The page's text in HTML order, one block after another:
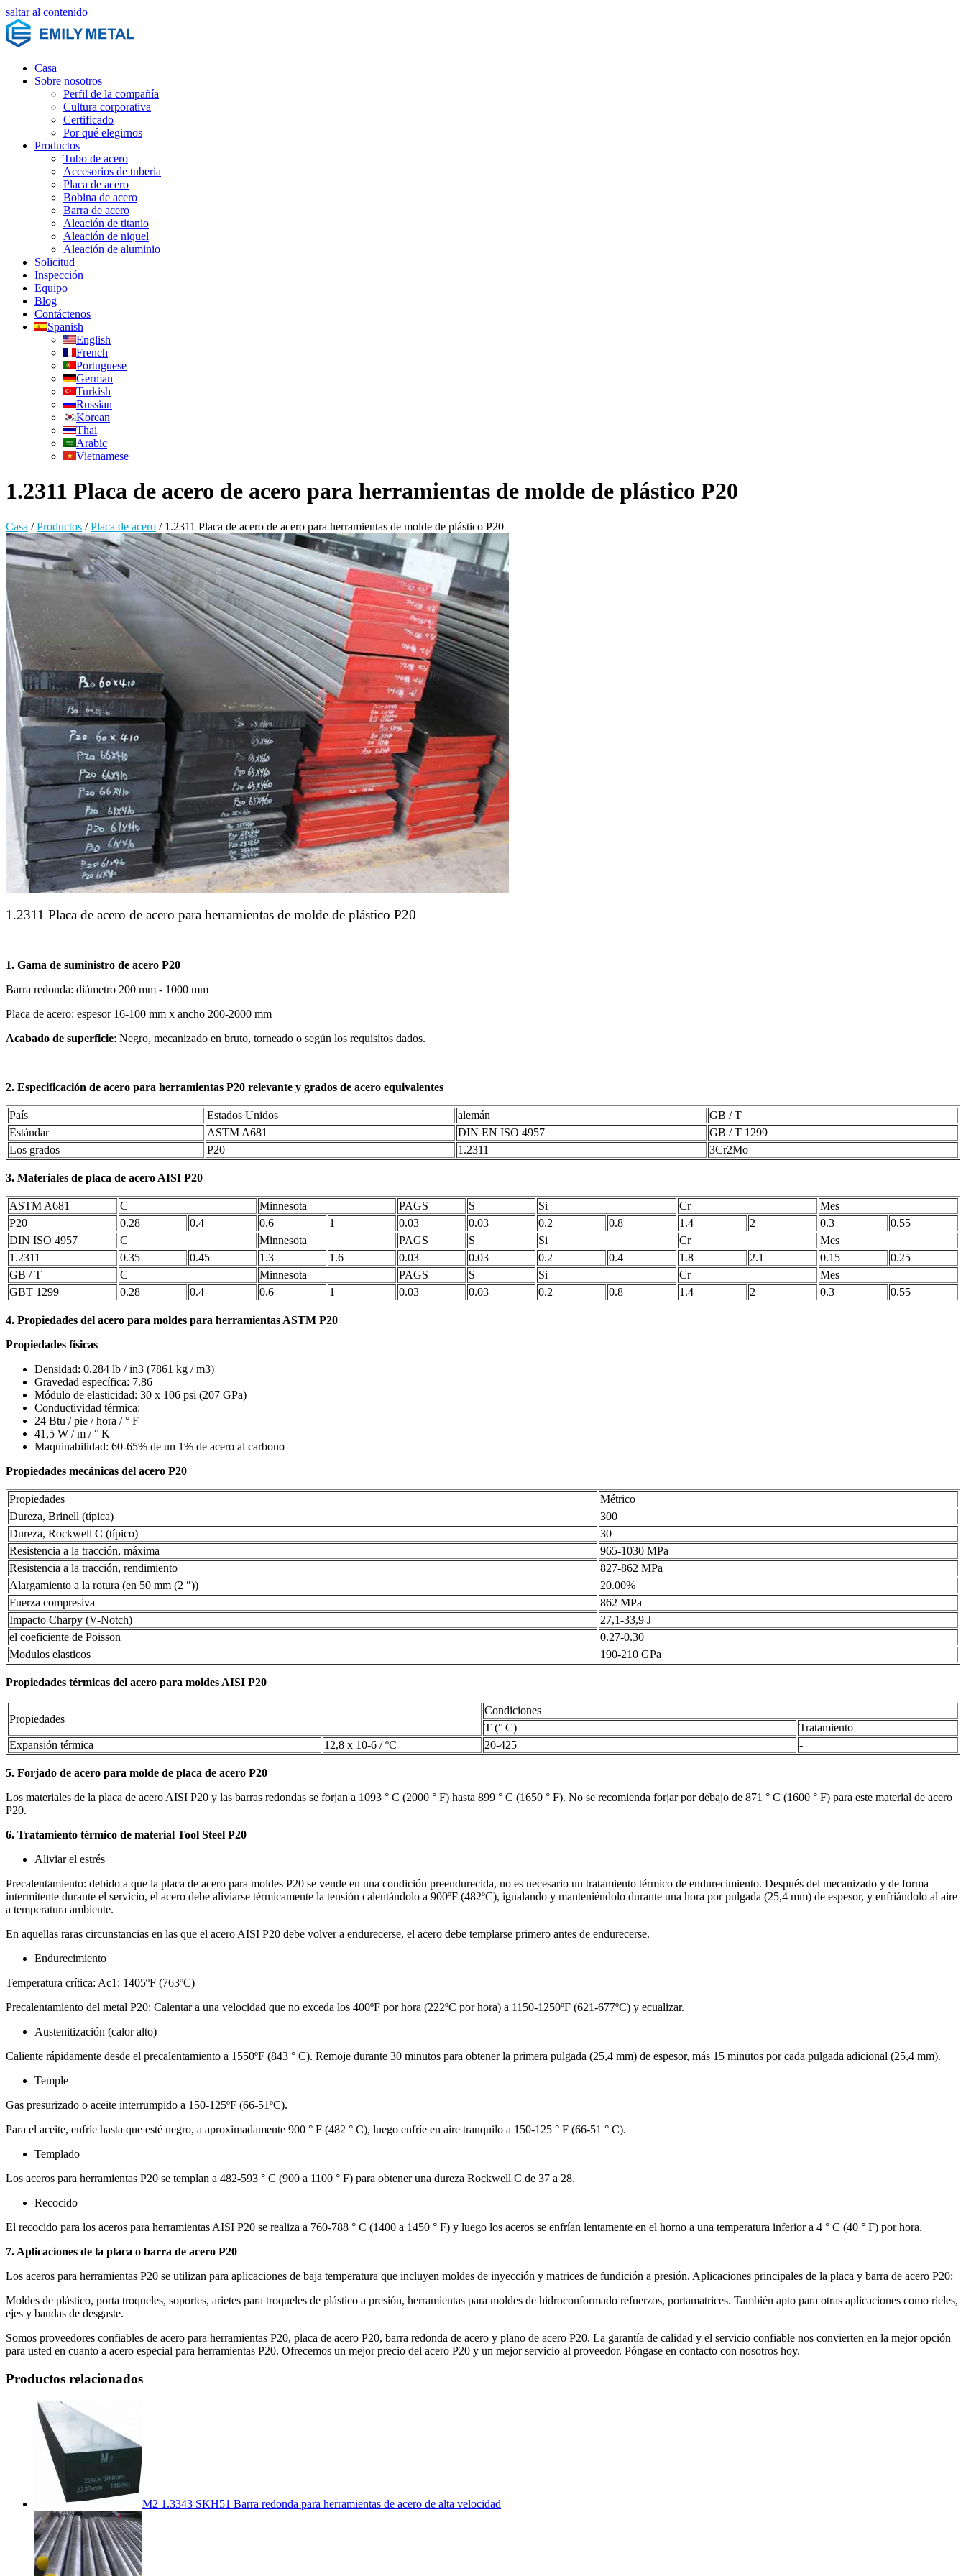
saltar al contenido
Casa
Sobre nosotros
Perfil de la compañía
Cultura corporativa
Certificado
Por qué elegirnos
Productos
Tubo de acero
Accesorios de tuberia
Placa de acero
Bobina de acero
Barra de acero
Aleación de titanio
Aleación de niquel
Aleación de aluminio
Solicitud
Inspección
Equipo
Blog
Contáctenos
Spanish
English
French
Portuguese
German
Turkish
Russian
Korean
Thai
Arabic
Vietnamese
1.2311 Placa de acero de acero para herramientas de molde de plástico P20
Casa /Productos /Placa de acero / 1.2311 Placa de acero de acero para herramientas de molde de plástico P20
1.2311 Placa de acero de acero para herramientas de molde de plástico P20
1. Gama de suministro de acero P20
Barra redonda: diámetro 200 mm - 1000 mm
Placa de acero: espesor 16-100 mm x ancho 200-2000 mm
Acabado de superficie: Negro, mecanizado en bruto, torneado o según los requisitos dados.
2. Especificación de acero para herramientas P20 relevante y grados de acero equivalentes
País Estados Unidos alemán
GB / T
Estándar
ASTM A681 DIN EN ISO 4957
GB / T 1299
Los grados
P20 1.2311 3Cr2Mo
3. Materiales de placa de acero AISI P20
ASTM A681 C Minnesota PAGS S Si Cr
Mes
P20
0.28 0.4 0.6 1 0.03 0.03 0.2 0.8 1.4 2 0.3
0.55
DIN ISO 4957
C Minnesota PAGS S Si Cr
Mes
1.2311
0.35 0.45 1.3 1.6 0.03 0.03 0.2 0.4 1.8 2.1 0.15
0.25
GB / T
C Minnesota PAGS S Si Cr
Mes
GBT 1299
0.28 0.4 0.6 1 0.03 0.03 0.2 0.8 1.4 2 0.3 0.55
4. Propiedades del acero para moldes para herramientas ASTM P20
Propiedades físicas
Densidad: 0.284 lb / in3 (7861 kg / m3)
Gravedad específica: 7.86
Módulo de elasticidad: 30 x 106 psi (207 GPa)
Conductividad térmica:
24 Btu / pie / hora / ° F
41,5 W / m / ° K
Maquinabilidad: 60-65% de un 1% de acero al carbono
Propiedades mecánicas del acero P20
Propiedades
Métrico
Dureza, Brinell (típica)
300
Dureza, Rockwell C (típico)
30
Resistencia a la tracción, máxima
965-1030 MPa
Resistencia a la tracción, rendimiento
827-862 MPa
Alargamiento a la rotura (en 50 mm (2 ″))
20.00%
Fuerza compresiva
862 MPa
Impacto Charpy (V-Notch)
27,1-33,9 J
el coeficiente de Poisson
0.27-0.30
Modulos elasticos
190-210 GPa
Propiedades térmicas del acero para moldes AISI P20
Propiedades
Condiciones
T (° C)
Tratamiento
Expansión térmica
12,8 x 10-6 / ºC 20-425 -
5. Forjado de acero para molde de placa de acero P20
Los materiales de la placa de acero AISI P20 y las barras redondas se forjan a 1093 ° C (2000 ° F) hasta 899 ° C (1650 ° F). No se recomienda forjar por debajo de 871 ° C (1600 ° F) para este material de acero
P20.
6. Tratamiento térmico de material Tool Steel P20
Aliviar el estrés
Precalentamiento: debido a que la placa de acero para moldes P20 se vende en una condición preendurecida, no es necesario un tratamiento térmico de endurecimiento. Después del mecanizado y de forma
intermitente durante el servicio, el acero debe aliviarse térmicamente la tensión calentándolo a 900ºF (482ºC), igualando y manteniéndolo durante una hora por pulgada (25,4 mm) de espesor, y enfriándolo al aire
a temperatura ambiente.
En aquellas raras circunstancias en las que el acero AISI P20 debe volver a endurecerse, el acero debe templarse primero antes de endurecerse.
Endurecimiento
Temperatura crítica: Ac1: 1405ºF (763ºC)
Precalentamiento del metal P20: Calentar a una velocidad que no exceda los 400ºF por hora (222ºC por hora) a 1150-1250ºF (621-677ºC) y ecualizar.
Austenitización (calor alto)
Caliente rápidamente desde el precalentamiento a 1550ºF (843 ° C). Remoje durante 30 minutos para obtener la primera pulgada (25,4 mm) de espesor, más 15 minutos por cada pulgada adicional (25,4 mm).
Temple
Gas presurizado o aceite interrumpido a 150-125ºF (66-51ºC).
Para el aceite, enfríe hasta que esté negro, a aproximadamente 900 ° F (482 ° C), luego enfríe en aire tranquilo a 150-125 ° F (66-51 ° C).
Templado
Los aceros para herramientas P20 se templan a 482-593 ° C (900 a 1100 ° F) para obtener una dureza Rockwell C de 37 a 28.
Recocido
El recocido para los aceros para herramientas AISI P20 se realiza a 760-788 ° C (1400 a 1450 ° F) y luego los aceros se enfrían lentamente en el horno a una temperatura inferior a 4 ° C (40 ° F) por hora.
7. Aplicaciones de la placa o barra de acero P20
Los aceros para herramientas P20 se utilizan para aplicaciones de baja temperatura que incluyen moldes de inyección y matrices de fundición a presión. Aplicaciones principales de la placa y barra de acero P20:
Moldes de plástico, porta troqueles, soportes, arietes para troqueles de plástico a presión, herramientas para moldes de hidroconformado refuerzos, portamatrices. También apto para otras aplicaciones como rieles,
ejes y bandas de desgaste.
Somos proveedores confiables de acero para herramientas P20, placa de acero P20, barra redonda de acero y plano de acero P20. La garantía de calidad y el servicio confiable nos convierten en la mejor opción
para usted en cuanto a acero especial para herramientas P20. Ofrecemos un mejor precio del acero P20 y un mejor servicio al proveedor. Póngase en contacto con nosotros hoy.
Productos relacionados
M2 1.3343 SKH51 Barra redonda para herramientas de acero de alta velocidad